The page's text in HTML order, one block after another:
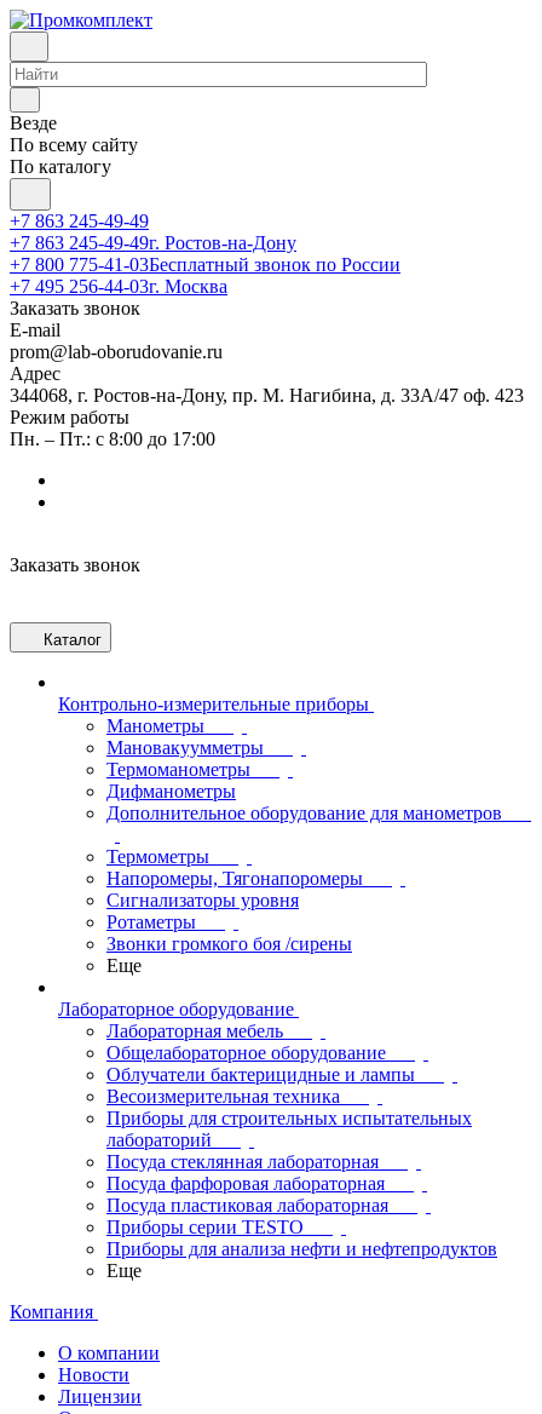
Везде
По всему сайту
По каталогу
+7 863 245-49-49
+7 863 245-49-49г. Ростов-на-Дону
+7 800 775-41-03Бесплатный звонок по России
+7 495 256-44-03г. Москва
Заказать звонок
E-mail
prom@lab-oborudovanie.ru
Адрес
344068, г. Ростов-на-Дону, пр. М. Нагибина, д. 33А/47 оф. 423
Режим работы
Пн. – Пт.: с 8:00 до 17:00
Заказать звонок
Каталог
Контрольно-измерительные приборы
Манометры
Мановакуумметры
Термоманометры
Дифманометры
Дополнительное оборудование для манометров
Термометры
Напоромеры, Тягонапоромеры
Сигнализаторы уровня
Ротаметры
Звонки громкого боя /сирены
Еще
Лабораторное оборудование
Лабораторная мебель
Общелабораторное оборудование
Облучатели бактерицидные и лампы
Весоизмерительная техника
Приборы для строительных испытательных
лабораторий
Посуда стеклянная лабораторная
Посуда фарфоровая лабораторная
Посуда пластиковая лабораторная
Приборы серии TESTO
Приборы для анализа нефти и нефтепродуктов
Еще
Компания
О компании
Новости
Лицензии